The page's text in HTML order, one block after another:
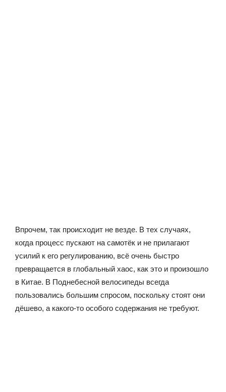
Впрочем, так происходит не везде. В тех случаях,
когда процесс пускают на самотёк и не прилагают
усилий к его регулированию, всё очень быстро
превращается в глобальный хаос, как это и произошло
в Китае. В Поднебесной велосипеды всегда
пользовались большим спросом, поскольку стоят они
дёшево, а какого-то особого содержания не требуют.